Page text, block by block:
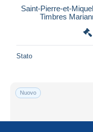
Saint-Pierre-et-
Timbres
Stato
Nuovo